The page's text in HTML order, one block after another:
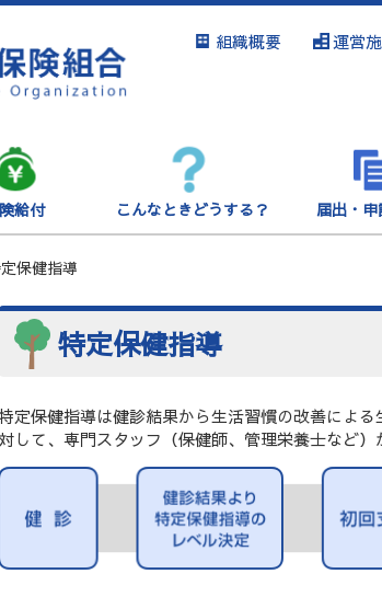
組織概要 運営
給付 こんなときどうする？ 届出・
保健指導
特定保健指導
定保健指導は健診結果から生活習慣の改善によ
対して、専門スタッフ（保健師、管理栄養士など）